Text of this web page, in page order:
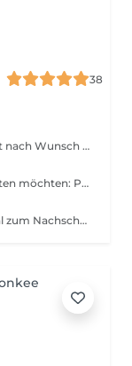
38
Dein regelmäßiger Fresh-Up: Trockenschnitt nach Wunsch inklusive passendem Produktstyling für den perfekten Look.
Für alle, die ihren Look regelmäßig frisch halten möchten: Präziser Maschinenhaarschnitt oder ein schnelles Auffrischen der Seiten zwischen zwei größeren Haarschnitten.
Der kleine Fresh-Up für zwischendurch: Ideal zum Nachschneiden von Konturen, dem Auffrischen des Nackens oder Kürzen des Ponys. Perfekt, wenn nur kleine Anpassungen nötig sind und dein Look schnell wieder sauber sitzen soll.